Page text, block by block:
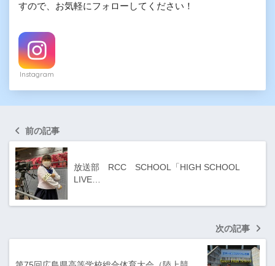
すので、お気軽にフォローしてください！
Instagram
前の記事
放送部 RCC SCHOOL「HIGH SCHOOL
LIVE…
次の記事